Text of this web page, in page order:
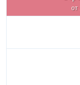
от